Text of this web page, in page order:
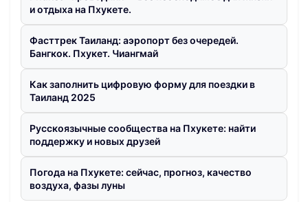
и отдыха на Пхукете.
Фасттрек Таиланд: аэропорт без очередей.
Бангкок. Пхукет. Чиангмай
Как заполнить цифровую форму для поездки в
Таиланд 2025
Русскоязычные сообщества на Пхукете: найти
поддержку и новых друзей
Погода на Пхукете: сейчас, прогноз, качество
воздуха, фазы луны